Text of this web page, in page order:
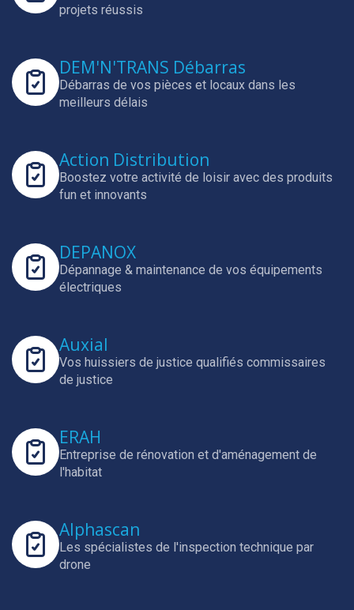
projets réussis
DEM'N'TRANS Débarras
Débarras de vos pièces et locaux dans les
meilleurs délais
Action Distribution
Boostez votre activité de loisir avec des produits
fun et innovants
DEPANOX
Dépannage & maintenance de vos équipements
électriques
Auxial
Vos huissiers de justice qualifiés commissaires
de justice
ERAH
Entreprise de rénovation et d'aménagement de
l'habitat
Alphascan
Les spécialistes de l'inspection technique par
drone